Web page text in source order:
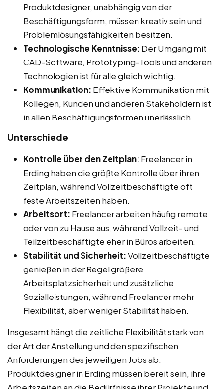
Produktdesigner, unabhängig von der
Beschäftigungsform, müssen kreativ sein und
Problemlösungsfähigkeiten besitzen.
Technologische Kenntnisse: Der Umgang mit
CAD-Software, Prototyping-Tools und anderen
Technologien ist für alle gleich wichtig.
Kommunikation: Effektive Kommunikation mit
Kollegen, Kunden und anderen Stakeholdern ist
in allen Beschäftigungsformen unerlässlich.
Unterschiede
Kontrolle über den Zeitplan: Freelancer in
Erding haben die größte Kontrolle über ihren
Zeitplan, während Vollzeitbeschäftigte oft
feste Arbeitszeiten haben.
Arbeitsort: Freelancer arbeiten häufig remote
oder von zu Hause aus, während Vollzeit- und
Teilzeitbeschäftigte eher in Büros arbeiten.
Stabilität und Sicherheit:Vollzeitbeschäftigte
genießen in der Regel größere
Arbeitsplatzsicherheit und zusätzliche
Sozialleistungen, während Freelancer mehr
Flexibilität, aber weniger Stabilität haben.
Insgesamt hängt die zeitliche Flexibilität stark von
der Art der Anstellung und den spezifischen
Anforderungen des jeweiligen Jobs ab.
Produktdesigner in Erding müssen bereit sein, ihre